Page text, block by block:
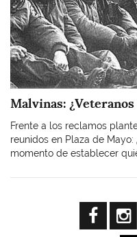
Malvinas:
Frente a los reclamos
reunidos en Plaza de
momento de establecer